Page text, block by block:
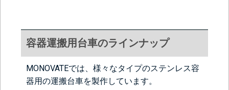
容器運搬用台車のラインナップ
MONOVATEでは、様々なタイプのステンレス容
器用の運搬台車を製作しています。